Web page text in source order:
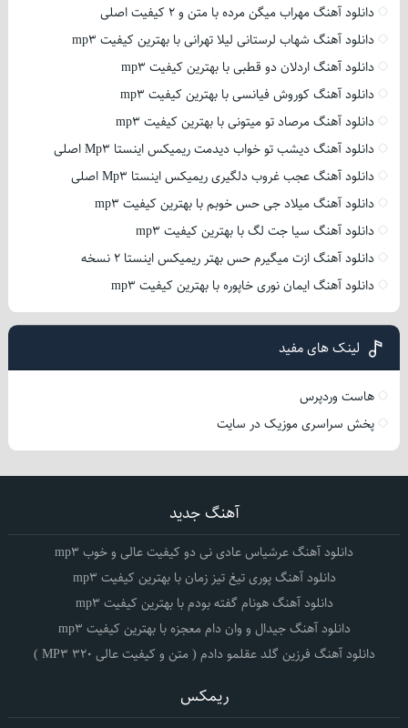
دانلود آهنگ مهراب میگن مرده با متن و 2 کیفیت اصلی
دانلود آهنگ شهاب لرستانی لیلا تهرانی با بهترین کیفیت mp3
دانلود آهنگ اردلان دو قطبی با بهترین کیفیت mp3
دانلود آهنگ کوروش فیانسی با بهترین کیفیت mp3
دانلود آهنگ مرصاد تو میتونی با بهترین کیفیت mp3
دانلود آهنگ دیشب تو خواب دیدمت ریمیکس اینستا Mp3 اصلی
دانلود آهنگ عجب غروب دلگیری ریمیکس اینستا Mp3 اصلی
دانلود آهنگ میلاد جی حس خوبم با بهترین کیفیت mp3
دانلود آهنگ سیا جت لگ با بهترین کیفیت mp3
دانلود آهنگ ازت میگیرم حس بهتر ریمیکس اینستا 2 نسخه
دانلود آهنگ ایمان نوری خاپوره با بهترین کیفیت mp3
لینک های مفید
هاست وردپرس
پخش سراسری موزیک در سایت
آهنگ جدید
دانلود آهنگ عرشیاس عادی نی دو کیفیت عالی و خوب mp3
دانلود آهنگ پوری تیغ تیز زمان با بهترین کیفیت mp3
دانلود آهنگ هونام گفته بودم با بهترین کیفیت mp3
دانلود آهنگ جیدال و وان دام معجزه با بهترین کیفیت mp3
دانلود آهنگ فرزین گلد عقلمو دادم ( متن و کیفیت عالی 320 MP3 )
ریمکس